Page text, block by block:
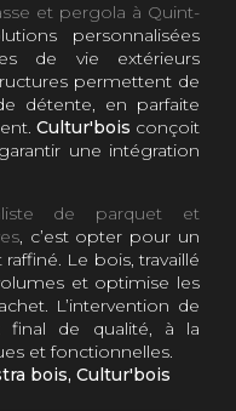
et pergola à Quint-
personnalisées
de vie extérieurs
permettent de
détente, en parfaite
Cultur'bois conçoit
une intégration
de parquet et
, c’est opter pour un
Le bois, travaillé
et optimise les
L’intervention de
final de qualité, à la
et fonctionnelles.
bois, Cultur'bois